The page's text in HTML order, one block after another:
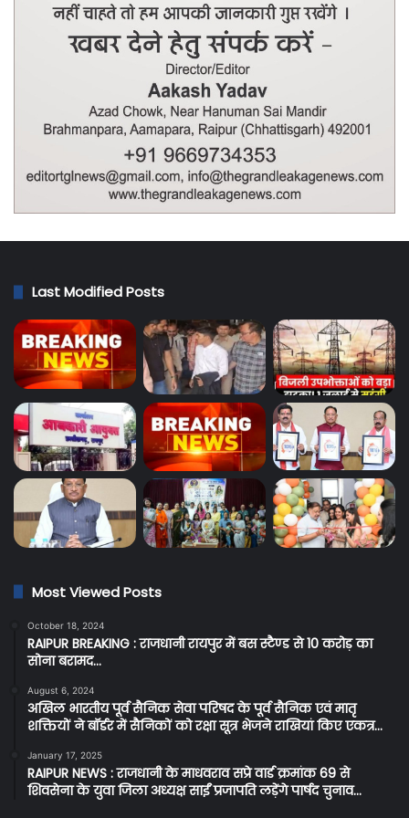
Last Modified Posts
Most Viewed Posts
October 18, 2024
RAIPUR BREAKING : राजधानी रायपुर में बस स्टैण्ड से 10 करोड़ का
सोना बरामद…
August 6, 2024
अखिल भारतीय पूर्व सैनिक सेवा परिषद के पूर्व सैनिक एवं मातृ
शक्तियों ने बॉर्डर में सैनिकों को रक्षा सूत्र भेजने राखियां किए एकत्र…
January 17, 2025
RAIPUR NEWS : राजधानी के माधवराव सप्रे वार्ड क्रमांक 69 से
शिवसेना के युवा जिला अध्यक्ष साईं प्रजापति लड़ेंगे पार्षद चुनाव…